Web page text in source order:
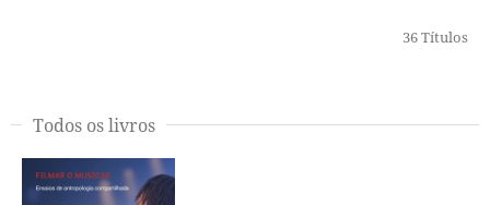
36 Títulos
Todos os livros